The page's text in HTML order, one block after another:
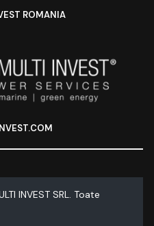
ROMANIA
INVEST SRL. Toate